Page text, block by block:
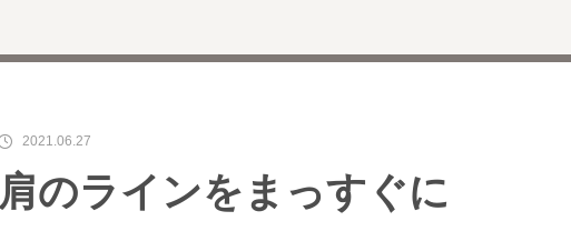
2021.06.27
肩のラインをまっすぐに